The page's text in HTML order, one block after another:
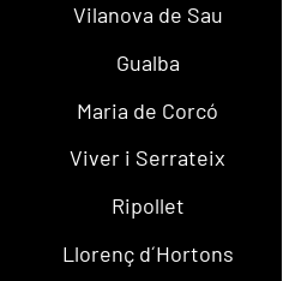
Vilanova de Sau
Gualba
Maria de Corcó
Viver i Serrateix
Ripollet
Llorenç d´Hortons